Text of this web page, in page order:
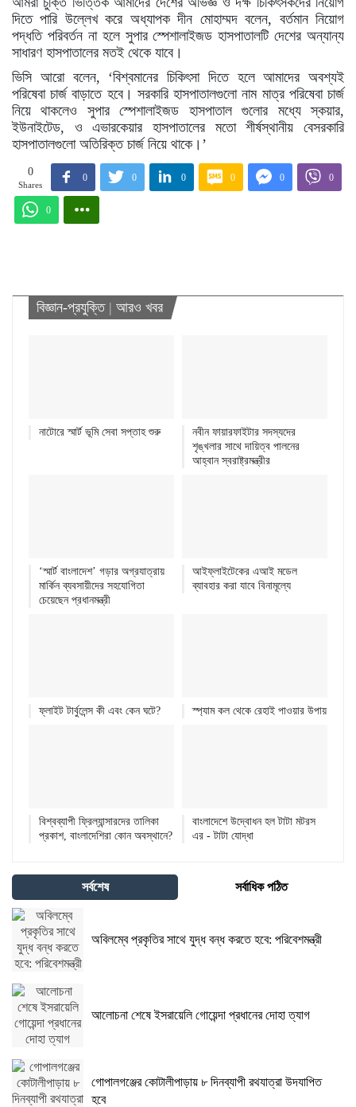
দিতে পারি উল্লেখ করে অধ্যাপক দীন মোহাম্মদ বলেন, বর্তমান নিয়োগ
পদ্ধতি পরিবর্তন না হলে সুপার স্পেশালাইজড হাসপাতালটি দেশের অন্যান্য
সাধারণ হাসপাতালের মতই থেকে যাবে।
ভিসি আরো বলেন, ‘বিশ্বমানের চিকিৎসা দিতে হলে আমাদের অবশ্যই
পরিষেবা চার্জ বাড়াতে হবে। সরকারি হাসপাতালগুলো নাম মাত্র পরিষেবা চার্জ
নিয়ে থাকলেও সুপার স্পেশালাইজড হাসপাতাল গুলোর মধ্যে স্কয়ার,
ইউনাইটেড, ও এভারকেয়ার হাসপাতালের মতো শীর্ষস্থানীয় বেসরকারি
হাসপাতালগুলো অতিরিক্ত চার্জ নিয়ে থাকে।’
0
Shares
0 0 0 0 0 0
0
বিজ্ঞান-প্রযুক্তি| আরও খবর
নাটোরে স্মার্ট ভূমি সেবা সপ্তাহ শুরু
নবীন ফায়ারফাইটার সদস্যদের
শৃঙ্খলার সাথে দায়িত্ব পালনের
আহ্বান স্বরাষ্ট্রমন্ত্রীর
‘স্মার্ট বাংলাদেশ’ গড়ার অগ্রযাত্রায়
মার্কিন ব্যবসায়ীদের সহযোগিতা
চেয়েছেন প্রধানমন্ত্রী
আইফ্লাইটেকের এআই মডেল
ব্যাবহার করা যাবে বিনামূল্যে
ফ্লাইট টার্বুলেন্স কী এবং কেন ঘটে? স্প্যাম কল থেকে রেহাই পাওয়ার উপায়
বিশ্বব্যাপী ফ্রিল্যান্সারদের তালিকা
প্রকাশ, বাংলাদেশিরা কোন অবস্থানে?
বাংলাদেশে উদ্বোধন হল টাটা মটরস
এর - টাটা যোদ্ধা
সর্বশেষ সর্বাধিক পঠিত
অবিলম্বে প্রকৃতির সাথে যুদ্ধ বন্ধ করতে হবে: পরিবেশমন্ত্রী
আলোচনা শেষে ইসরায়েলি গোয়েন্দা প্রধানের দোহা ত্যাগ
গোপালগঞ্জের কোটালীপাড়ায় ৮ দিনব্যাপী রথযাত্রা উদযাপিত
হবে